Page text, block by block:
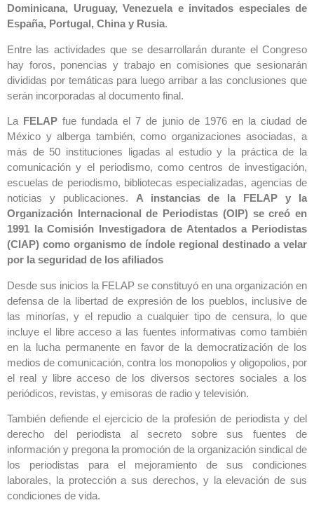
Dominicana, Uruguay, Venezuela e invitados especiales de
España, Portugal, China y Rusia.
Entre las actividades que se desarrollarán durante el Congreso
hay foros, ponencias y trabajo en comisiones que sesionarán
divididas por temáticas para luego arribar a las conclusiones que
serán incorporadas al documento final.
La FELAP fue fundada el 7 de junio de 1976 en la ciudad de
México y alberga también, como organizaciones asociadas, a
más de 50 instituciones ligadas al estudio y la práctica de la
comunicación y el periodismo, como centros de investigación,
escuelas de periodismo, bibliotecas especializadas, agencias de
noticias y publicaciones. A instancias de la FELAP y la
Organización Internacional de Periodistas (OIP) se creó en
1991 la Comisión Investigadora de Atentados a Periodistas
(CIAP) como organismo de índole regional destinado a velar
por la seguridad de los afiliados
Desde sus inicios la FELAP se constituyó en una organización en
defensa de la libertad de expresión de los pueblos, inclusive de
las minorías, y el repudio a cualquier tipo de censura, lo que
incluye el libre acceso a las fuentes informativas como también
en la lucha permanente en favor de la democratización de los
medios de comunicación, contra los monopolios y oligopolios, por
el real y libre acceso de los diversos sectores sociales a los
periódicos, revistas, y emisoras de radio y televisión.
También defiende el ejercicio de la profesión de periodista y del
derecho del periodista al secreto sobre sus fuentes de
información y pregona la promoción de la organización sindical de
los periodistas para el mejoramiento de sus condiciones
laborales, la protección a sus derechos, y la elevación de sus
condiciones de vida.